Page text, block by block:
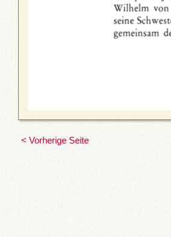
< Vorherige Seite